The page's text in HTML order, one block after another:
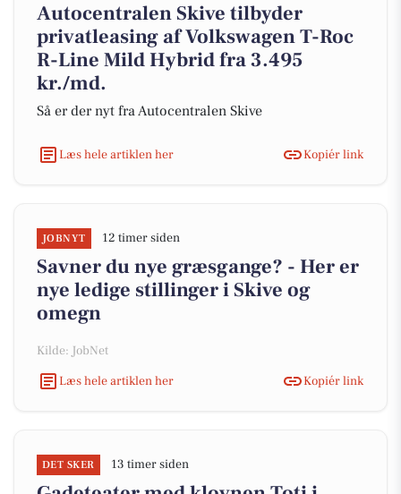
Autocentralen Skive tilbyder
privatleasing af Volkswagen T-Roc
R-Line Mild Hybrid fra 3.495
kr./md.
Så er der nyt fra Autocentralen Skive
Læs hele artiklen her Kopiér link
JOBNYT 12 timer siden
Savner du nye græsgange? - Her er
nye ledige stillinger i Skive og
omegn
Kilde: JobNet
Læs hele artiklen her
Kopiér link
DET SKER 13 timer siden